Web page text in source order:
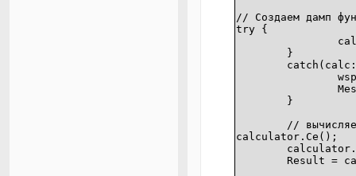
// Создаем дамп
try {
}
}
//
calculator.Ce();
Result =